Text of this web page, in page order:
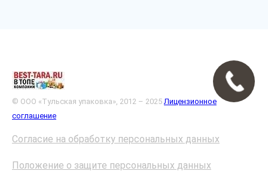
© ООО «Тульская упаковка», 2012 – 2025 Лицензионное
соглашение
Согласие на обработку персональных данных
Положение о защите персональных данных